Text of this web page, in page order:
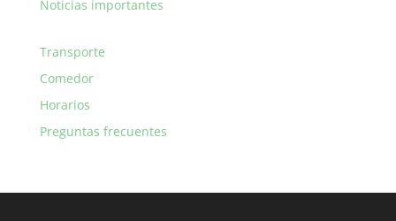
Noticias importantes
Transporte
Comedor
Horarios
Preguntas frecuentes